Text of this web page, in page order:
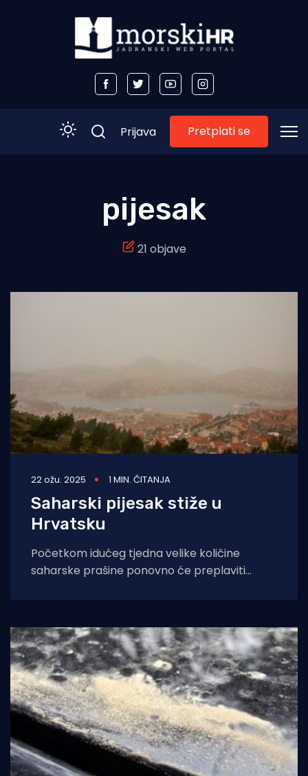
Ekologija
Tradicija i kultura
Prijava Pretplati se
pijesak
21 objave
22 ožu. 2025 1 MIN. ČITANJA
Saharski pijesak stiže u
Hrvatsku
Početkom idućeg tjedna velike količine
saharske prašine ponovno će preplaviti
Istramet. Sa